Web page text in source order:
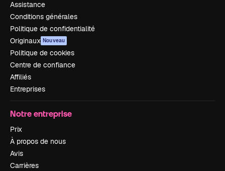
Assistance
Conditions générales
Politique de confidentialité
Originaux Nouveau
Politique de cookies
Centre de confiance
Affiliés
Entreprises
Notre entreprise
Prix
À propos de nous
Avis
Carrières